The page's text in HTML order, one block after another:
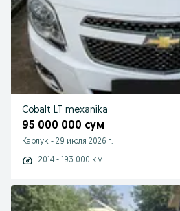
Cobalt LT mexanika
95 000 000 сум
Карлук - 29 июля 2026 г.
2014 - 193 000 км